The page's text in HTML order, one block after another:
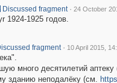
Discussed fragment · 24 October
1924-1925 годов.
fragment · 10 April 2015,
много десятилетий
зданию неподалёку (см.